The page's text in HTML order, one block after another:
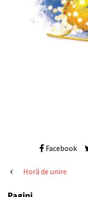
Facebook
Navigare
în
Horă de unire